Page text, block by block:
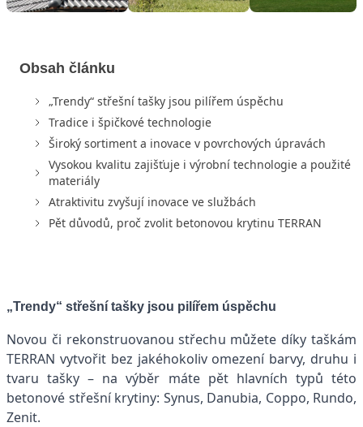
Obsah článku
„Trendy“ střešní tašky jsou pilířem úspěchu
Tradice i špičkové technologie
Široký sortiment a inovace v povrchových úpravách
Vysokou kvalitu zajišťuje i výrobní technologie a použité
materiály
Atraktivitu zvyšují inovace ve službách
Pět důvodů, proč zvolit betonovou krytinu TERRAN
„Trendy“ střešní tašky jsou pilířem úspěchu
Novou či rekonstruovanou střechu můžete díky taškám
TERRAN vytvořit bez jakéhokoliv omezení barvy, druhu i
tvaru tašky – na výběr máte pět hlavních typů této
betonové střešní krytiny: Synus, Danubia, Coppo, Rundo,
Zenit.